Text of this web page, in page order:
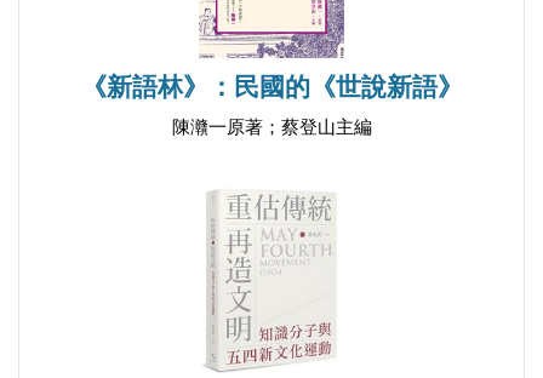
《新語林》：民國的《世說新語》
陳灨一原著；蔡登山主編